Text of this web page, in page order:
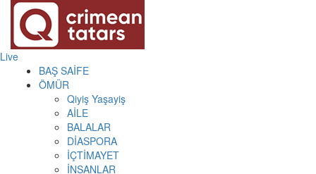
Live
BAŞ SAİFE
ÖMÜR
Qiyiş Yaşayiş
AİLE
BALALAR
DİASPORA
İÇTİMAYET
İNSANLAR